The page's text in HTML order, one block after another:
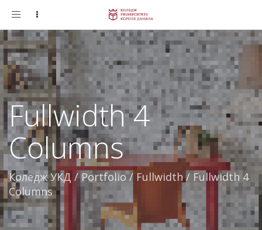
Toggle
Fullwidth 4
Columns
Коледж УКД / Portfolio/ Fullwidth/ Fullwidth 4
Columns